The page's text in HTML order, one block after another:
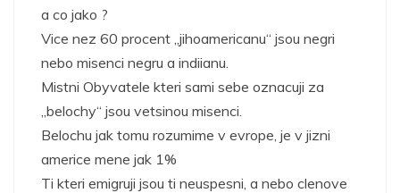
a co jako ?
Vice nez 60 procent „jihoamericanu“ jsou negri
nebo misenci negru a indiianu.
Mistni Obyvatele kteri sami sebe oznacuji za
„belochy“ jsou vetsinou misenci.
Belochu jak tomu rozumime v evrope, je v jizni
americe mene jak 1%
Ti kteri emigruji jsou ti neuspesni, a nebo clenove